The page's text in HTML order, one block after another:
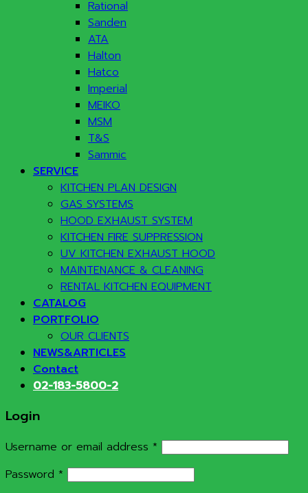
Rational
Sanden
ATA
Halton
Hatco
Imperial
MEIKO
MSM
T&S
Sammic
SERVICE
KITCHEN PLAN DESIGN
GAS SYSTEMS
HOOD EXHAUST SYSTEM
KITCHEN FIRE SUPPRESSION
UV KITCHEN EXHAUST HOOD
MAINTENANCE & CLEANING
RENTAL KITCHEN EQUIPMENT
CATALOG
PORTFOLIO
OUR CLIENTS
NEWS&ARTICLES
Contact
02-183-5800-2
Login
Username or email address * Required
Password * Required